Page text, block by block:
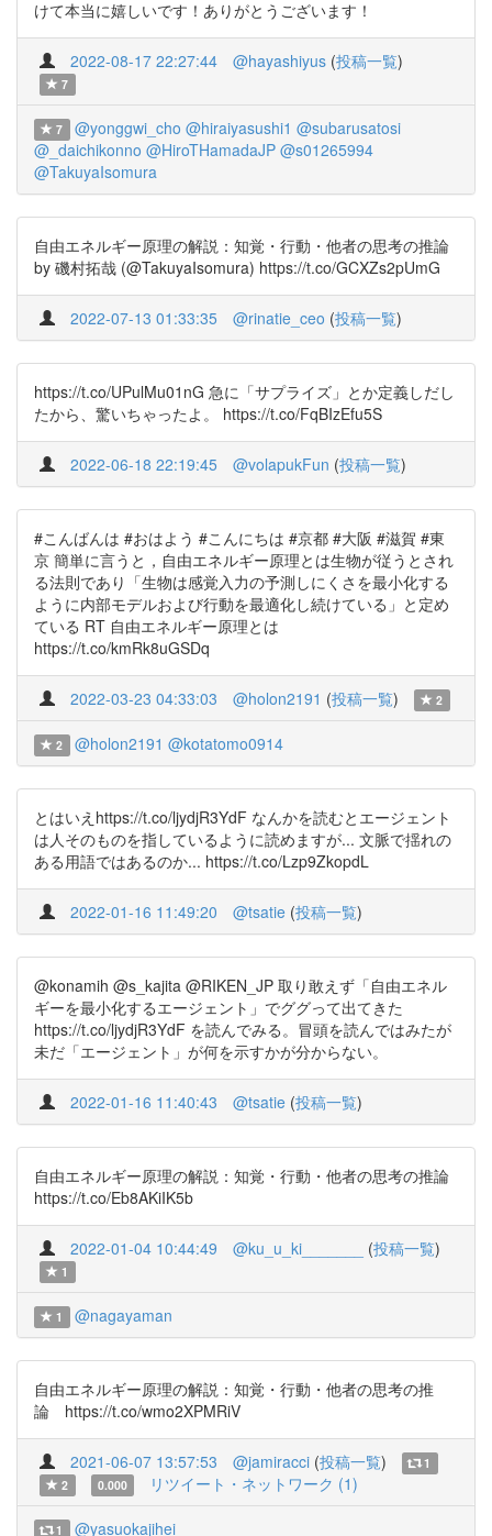
けて本当に嬉しいです！ありがとうございます！
2022-08-17 22:27:44 @hayashiyus (投稿一覧)
7
7 @yonggwi_cho @hiraiyasushi1 @subarusatosi
@_daichikonno @HiroTHamadaJP @s01265994
@TakuyaIsomura
自由エネルギー原理の解説：知覚・行動・他者の思考の推論
by 磯村拓哉 (@TakuyaIsomura) https://t.co/GCXZs2pUmG
2022-07-13 01:33:35 @rinatie_ceo (投稿一覧)
https://t.co/UPulMu01nG 急に「サプライズ」とか定義しだし
たから、驚いちゃったよ。 https://t.co/FqBIzEfu5S
2022-06-18 22:19:45 @volapukFun (投稿一覧)
#こんばんは #おはよう #こんにちは #京都 #大阪 #滋賀 #東
京 簡単に言うと，自由エネルギー原理とは生物が従うとされ
る法則であり「生物は感覚入力の予測しにくさを最小化する
ように内部モデルおよび行動を最適化し続けている」と定め
ている RT 自由エネルギー原理とは
https://t.co/kmRk8uGSDq
2022-03-23 04:33:03 @holon2191 (投稿一覧) 2
2 @holon2191 @kotatomo0914
とはいえhttps://t.co/ljydjR3YdF なんかを読むとエージェント
は人そのものを指しているように読めますが... 文脈で揺れの
ある用語ではあるのか... https://t.co/Lzp9ZkopdL
2022-01-16 11:49:20 @tsatie (投稿一覧)
@konamih @s_kajita @RIKEN_JP 取り敢えず「自由エネル
ギーを最小化するエージェント」でググって出てきた
https://t.co/ljydjR3YdF を読んでみる。冒頭を読んではみたが
未だ「エージェント」が何を示すかが分からない。
2022-01-16 11:40:43 @tsatie (投稿一覧)
自由エネルギー原理の解説：知覚・行動・他者の思考の推論
https://t.co/Eb8AKiIK5b
2022-01-04 10:44:49 @ku_u_ki_______ (投稿一覧)
1
1 @nagayaman
自由エネルギー原理の解説：知覚・行動・他者の思考の推
論 https://t.co/wmo2XPMRiV
2021-06-07 13:57:53 @jamiracci (投稿一覧)
1
2
0.000 リツイート・ネットワーク (1)
1 @yasuokajihei